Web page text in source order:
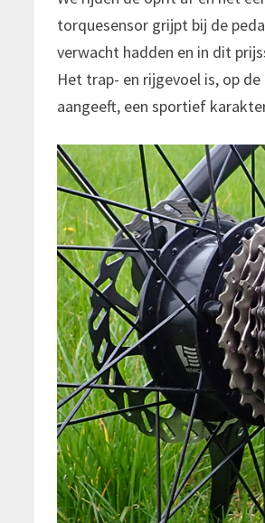
torquesensor grijpt bij de
verwacht hadden en in dit
Het trap- en rijgevoel is, op
aangeeft, een sportief